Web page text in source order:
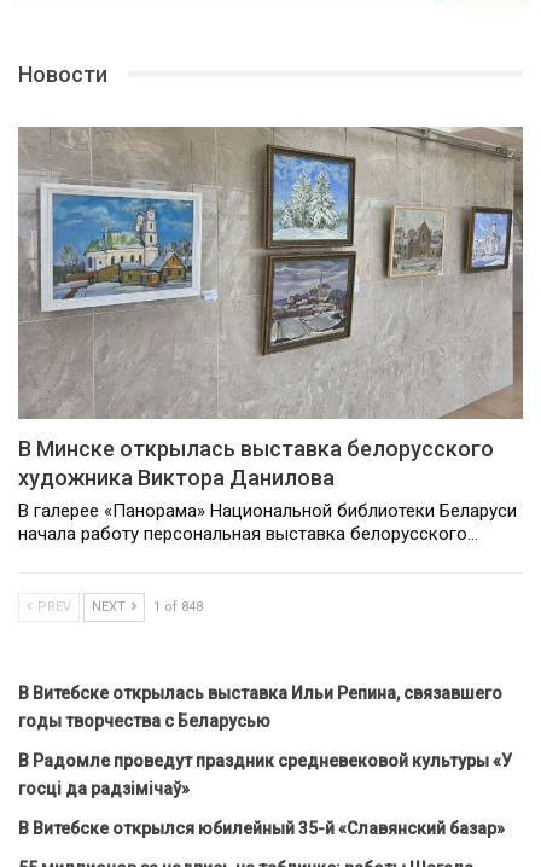
Новости
В Минске открылась выставка белорусского
художника Виктора Данилова
В галерее «Панорама» Национальной библиотеки Беларуси
начала работу персональная выставка белорусского…
PREV NEXT 1 of 848
В Витебске открылась выставка Ильи Репина, связавшего
годы творчества с Беларусью
В Радомле проведут праздник средневековой культуры «У
госці да радзімічаў»
В Витебске открылся юбилейный 35-й «Славянский базар»